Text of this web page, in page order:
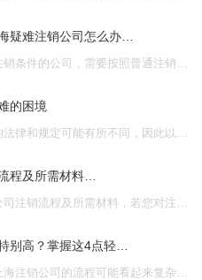
疑难注销公司怎么办…
的困境
程及所需材料…
别高？掌握这4点轻…